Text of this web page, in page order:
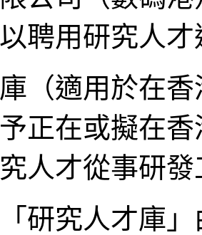
聘用研究人
（適用於在
正在或擬在
人才從事研發
「研究人才庫